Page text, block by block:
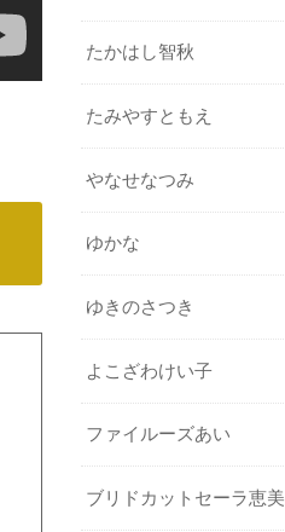
たかはし智秋
たみやすともえ
やなせなつみ
ゆかな
ゆきのさつき
よこざわけい子
ファイルーズあい
ブリドカットセーラ恵美